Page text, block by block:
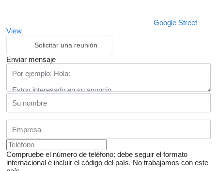
Google Street
View
Solicitar una reunión
Enviar mensaje
Compruebe el número de teléfono: debe seguir el formato
internacional e incluir el código del país. No trabajamos con este